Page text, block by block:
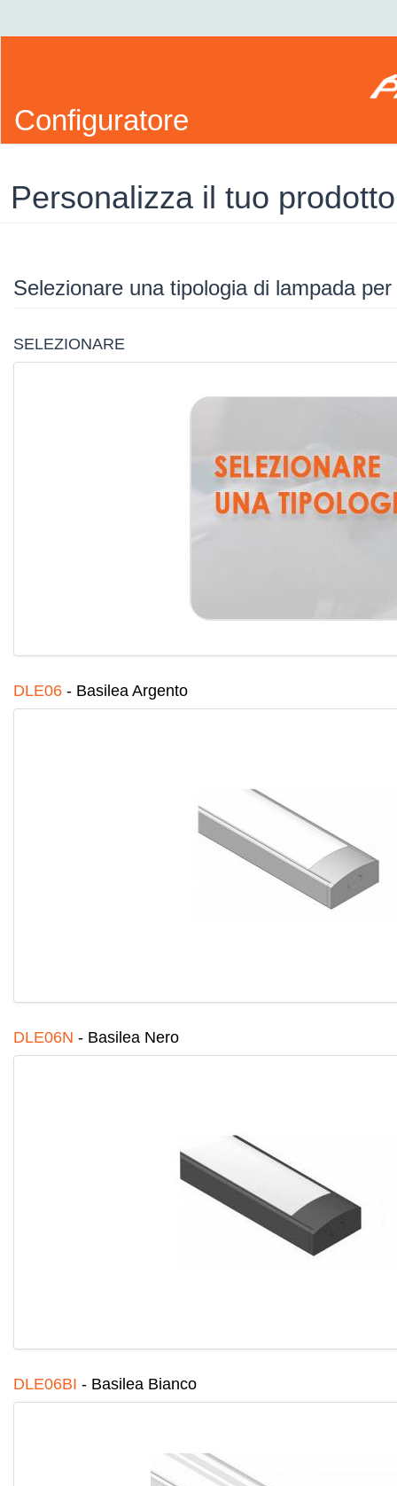
Configuratore
Personalizza il tuo prodotto
Selezionare una tipologia di lampada
SELEZIONARE
DLE06 - Basilea Argento
DLE06N - Basilea Nero
DLE06BI - Basilea Bianco